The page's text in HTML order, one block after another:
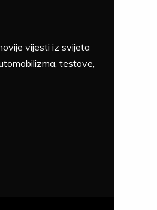
vijesti iz svijeta
testove,